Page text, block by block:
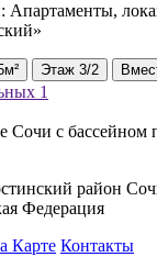
Апартаменты,
Этаж 3/2
1
Сочи с бассейном
район
Федерация
Карте Контакты